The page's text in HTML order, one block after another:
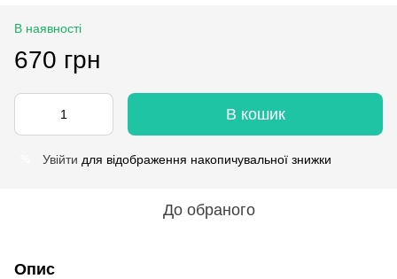
В наявності
670 грн
В кошик
Увійти для відображення накопичувальної знижки
До обраного
Опис